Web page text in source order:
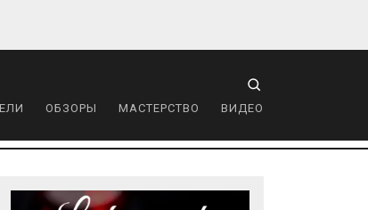
ОБЗОРЫ МАСТЕРСТВО ВИДЕО